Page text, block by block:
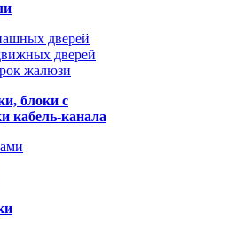
дверей
дверей
жалюзи
блоки с
кабель-канала